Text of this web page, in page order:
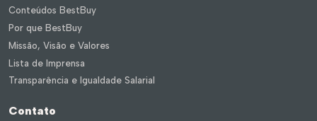
Conteúdos BestBuy
Por que BestBuy
Missão, Visão e Valores
Lista de Imprensa
Transparência e Igualdade Salarial
Contato